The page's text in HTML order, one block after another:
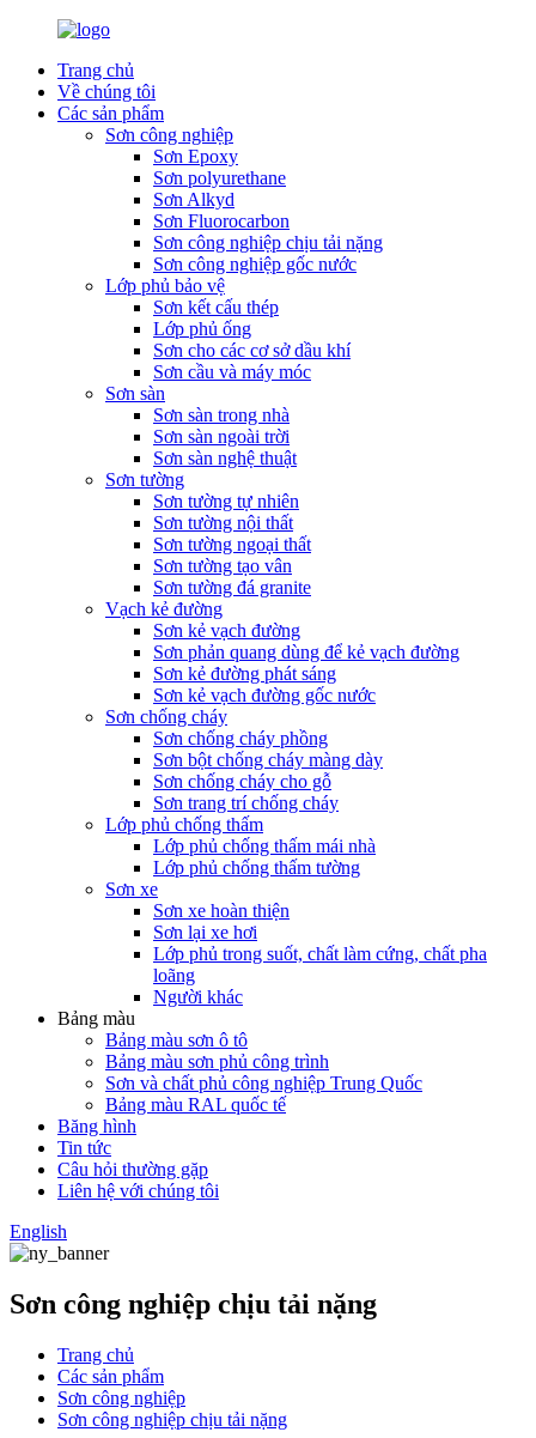
Trang chủ
Về chúng tôi
Các sản phẩm
Sơn công nghiệp
Sơn Epoxy
Sơn polyurethane
Sơn Alkyd
Sơn Fluorocarbon
Sơn công nghiệp chịu tải nặng
Sơn công nghiệp gốc nước
Lớp phủ bảo vệ
Sơn kết cấu thép
Lớp phủ ống
Sơn cho các cơ sở dầu khí
Sơn cầu và máy móc
Sơn sàn
Sơn sàn trong nhà
Sơn sàn ngoài trời
Sơn sàn nghệ thuật
Sơn tường
Sơn tường tự nhiên
Sơn tường nội thất
Sơn tường ngoại thất
Sơn tường tạo vân
Sơn tường đá granite
Vạch kẻ đường
Sơn kẻ vạch đường
Sơn phản quang dùng để kẻ vạch đường
Sơn kẻ đường phát sáng
Sơn kẻ vạch đường gốc nước
Sơn chống cháy
Sơn chống cháy phồng
Sơn bột chống cháy màng dày
Sơn chống cháy cho gỗ
Sơn trang trí chống cháy
Lớp phủ chống thấm
Lớp phủ chống thấm mái nhà
Lớp phủ chống thấm tường
Sơn xe
Sơn xe hoàn thiện
Sơn lại xe hơi
Lớp phủ trong suốt, chất làm cứng, chất pha
loãng
Người khác
Bảng màu
Bảng màu sơn ô tô
Bảng màu sơn phủ công trình
Sơn và chất phủ công nghiệp Trung Quốc
Bảng màu RAL quốc tế
Băng hình
Tin tức
Câu hỏi thường gặp
Liên hệ với chúng tôi
English
Sơn công nghiệp chịu tải nặng
Trang chủ
Các sản phẩm
Sơn công nghiệp
Sơn công nghiệp chịu tải nặng